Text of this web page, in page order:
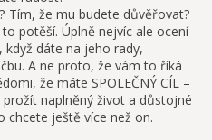
Tím, že mu budete důvěřovat?
potěší. Úplně nejvíc ale ocení
dáte na jeho rady,
A ne proto, že vám to říká
že máte SPOLEČNÝ CÍL –
naplněný život a důstojné
chcete ještě více než on.